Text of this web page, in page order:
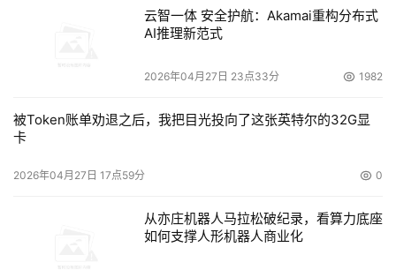
云智一体 安全护航：Akamai重构分布式
AI推理新范式
2026年04月27日 23点33分 1982
被Token账单劝退之后，我把目光投向了这张英特尔的32G显
卡
2026年04月27日 17点59分 0
从亦庄机器人马拉松破纪录，看算力底座
如何支撑人形机器人商业化